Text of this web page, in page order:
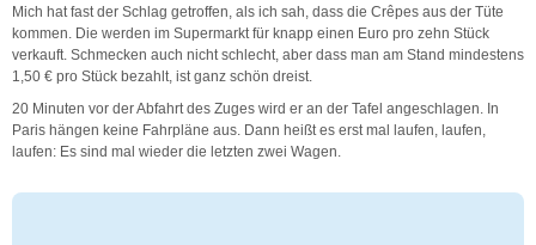
Mich hat fast der Schlag getroffen, als ich sah, dass die Crêpes aus der Tüte
kommen. Die werden im Supermarkt für knapp einen Euro pro zehn Stück
verkauft. Schmecken auch nicht schlecht, aber dass man am Stand mindestens
1,50 € pro Stück bezahlt, ist ganz schön dreist.
20 Minuten vor der Abfahrt des Zuges wird er an der Tafel angeschlagen. In
Paris hängen keine Fahrpläne aus. Dann heißt es erst mal laufen, laufen,
laufen: Es sind mal wieder die letzten zwei Wagen.